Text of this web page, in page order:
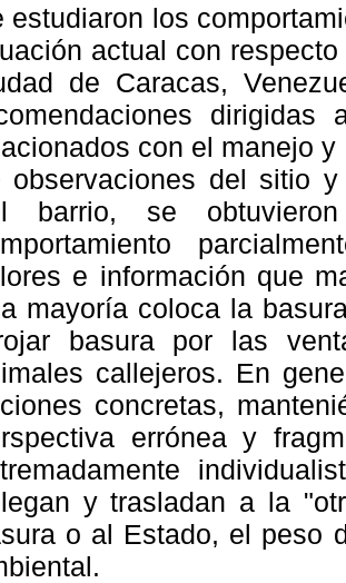
estudiaron los
actual con
de Caracas,
con el manejo
observaciones del sitio
barrio, se
e información que
mayoría coloca la
basura por las
callejeros. En
concretas,
errónea y
y trasladan a la
o al Estado, el peso